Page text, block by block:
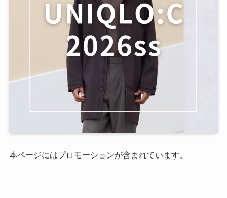
本ページにはプロモーションが含まれています。